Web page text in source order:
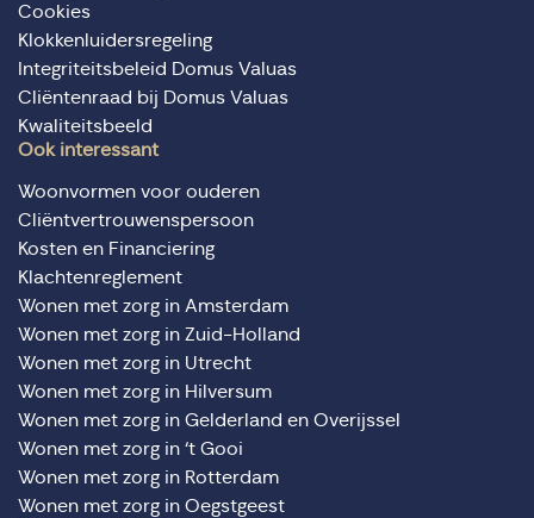
Cookies
Klokkenluidersregeling
Integriteitsbeleid Domus Valuas
Cliëntenraad bij Domus Valuas
Kwaliteitsbeeld
Ook interessant
Woonvormen voor ouderen
Cliëntvertrouwenspersoon
Kosten en Financiering
Klachtenreglement
Wonen met zorg in Amsterdam
Wonen met zorg in Zuid-Holland
Wonen met zorg in Utrecht
Wonen met zorg in Hilversum
Wonen met zorg in Gelderland en Overijssel
Wonen met zorg in ‘t Gooi
Wonen met zorg in Rotterdam
Wonen met zorg in Oegstgeest